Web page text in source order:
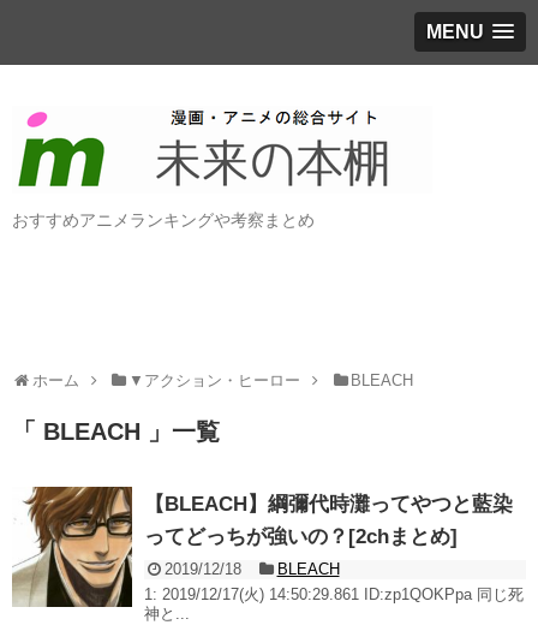
MENU
おすすめアニメランキングや考察まとめ
ホーム ▼アクション・ヒーロー BLEACH
「 BLEACH 」一覧
【BLEACH】綱彌代時灘ってやつと藍染
ってどっちが強いの？[2chまとめ]
2019/12/18
BLEACH
1: 2019/12/17(火) 14:50:29.861 ID:zp1QOKPpa 同じ死
神と...